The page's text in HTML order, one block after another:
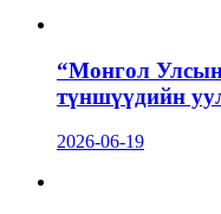
“Монгол
түншүүдийн
2026-06-19